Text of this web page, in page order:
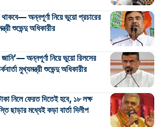
অন্নপূর্ণা নিয়ে ভুয়ো প্রচারের
শুভেন্দু অধিকারীর
অন্নপূর্ণা নিয়ে ভুয়ো রিলসের
মুখ্যমন্ত্রী শুভেন্দু অধিকারীর
নিলে ফেরত দিতেই হবে, ১৮ লক্ষ
ছাড়ার মধ্যেই কড়া বার্তা দিলীপ